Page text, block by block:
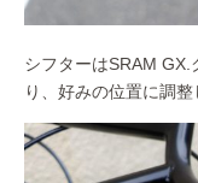
シフターはSRAM
り、好みの位置に調整